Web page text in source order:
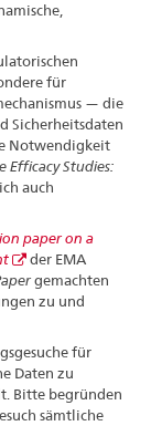
für
— die
Sicherheitsdaten
Notwendigkeit
Efficacy Studies:
auch
paper on a
der EMA
gemachten
zu und
für
Daten zu
Bitte begründen
sämtliche